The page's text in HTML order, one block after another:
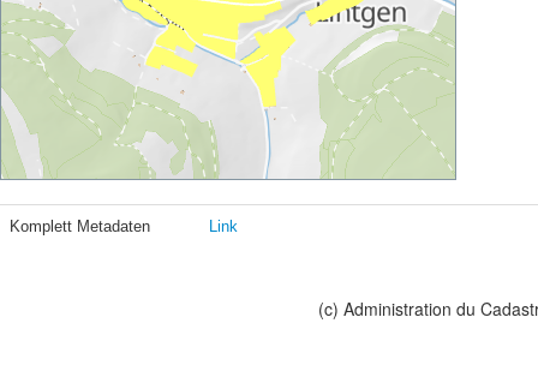
Komplett Metadaten Link
(c) Administration du